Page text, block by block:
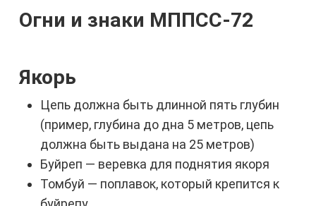
Огни и знаки МППСС-72
Якорь
Цепь должна быть длинной пять глубин
(пример, глубина до дна 5 метров, цепь
должна быть выдана на 25 метров)
Буйреп — веревка для поднятия якоря
Томбуй — поплавок, который крепится к